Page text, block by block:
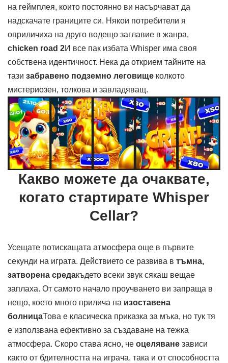
на геймплея, които постоянно ви насърчават да
надскачате границите си. Някои потребители я
оприличиха на друго водещо заглавие в жанра,
chicken road 2И все пак избата Whisper има своя
собствена идентичност. Нека да открием тайните на
тази забравено подземно леговище колкото
мистериозен, толкова и завладяващ.
Какво можете да очаквате,
когато стартирате Whisper
Cellar?
Усещате потискащата атмосфера още в първите
секунди на играта. Действието се развива в тъмна,
затворена средакъдето всеки звук сякаш вещае
заплаха. От самото начало проучването ви запраща в
нещо, което много прилича на изоставена
болницаТова е класическа приказка за мъка, но тук тя
е използвана ефективно за създаване на тежка
атмосфера. Скоро става ясно, че оцеляване зависи
както от бдителността на играча, така и от способността